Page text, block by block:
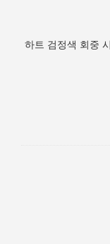
하트 검정색 회중